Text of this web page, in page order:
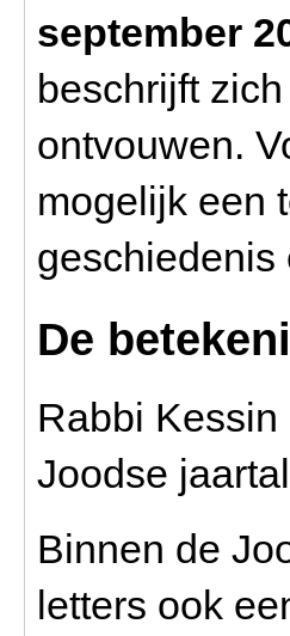
september
beschrijft
ontvouwen.
mogelijk een
geschiedenis
De
Rabbi
Joodse jaartal
Binnen de
letters ook